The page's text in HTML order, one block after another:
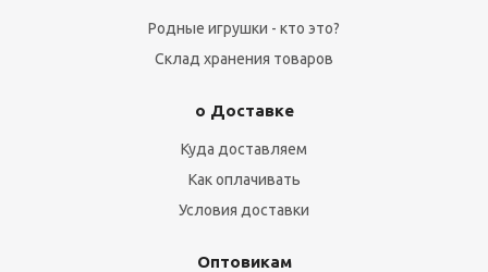
Родные игрушки - кто это?
Склад хранения товаров
о Доставке
Куда доставляем
Как оплачивать
Условия доставки
Оптовикам